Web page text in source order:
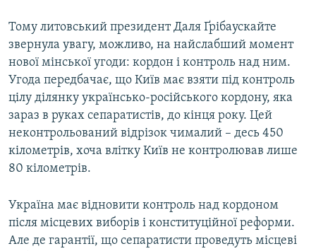
Тому литовський президент Даля Ґрібаускайте
звернула увагу, можливо, на найслабший момент
нової мінської угоди: кордон і контроль над ним.
Угода передбачає, що Київ має взяти під контроль
цілу ділянку українсько-російського кордону, яка
зараз в руках сепаратистів, до кінця року. Цей
неконтрольований відрізок чималий – десь 450
кілометрів, хоча влітку Київ не контролював лише
80 кілометрів.
Україна має відновити контроль над кордоном
після місцевих виборів і конституційної реформи.
Але де гарантії, що сепаратисти проведуть місцеві